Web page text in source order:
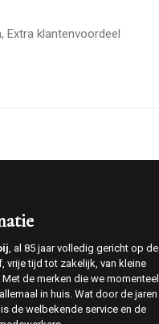
Extra klantenvoordeel
, al 85 jaar volledig gericht op de
vrije tijd tot zakelijk, van kleine
de merken die we momenteel
in huis. Wat door de jaren
de welbekende service en de